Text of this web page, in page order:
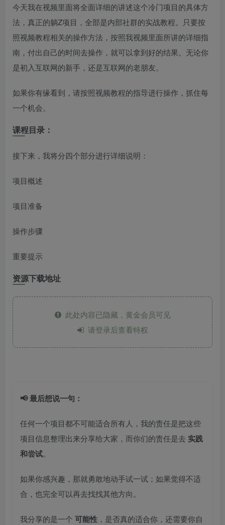
今天我在视频里面将全面详细的讲述这个冷门项目的具体方
法，真正的躺Z项目，全部是内部社群的实战教程。只要按
照视频教程相关的操作方法，按照我视频里面所讲的详细指
南，付出自己的时间去操作，就可以拿到好的结果。无论你
是初入互联网的新手，还是互联网的老朋友。
如果你有缘看到，请按照视频教程的指导进行操作，抓住每
一个机会。
课程目录：
接下来，我将分四个部分进行详细说明：
项目概述
项目准备
操作步骤
重要提示
资源下载地址
此处内容已隐藏，黄金会员可见
请登录后查看特权
📢 最后想说一句：
任何一个项目都不可能适合所有人，我的责任是把这些
项目信息整理出来分享给大家，而你们的责任是去 实践
和尝试。
如果你感兴趣，那就勇敢地动手试一试；如果觉得不适
合，也完全可以再去找找其他方向。
我分享的是一个 可能性 ，是否真的适合你，还需要你自